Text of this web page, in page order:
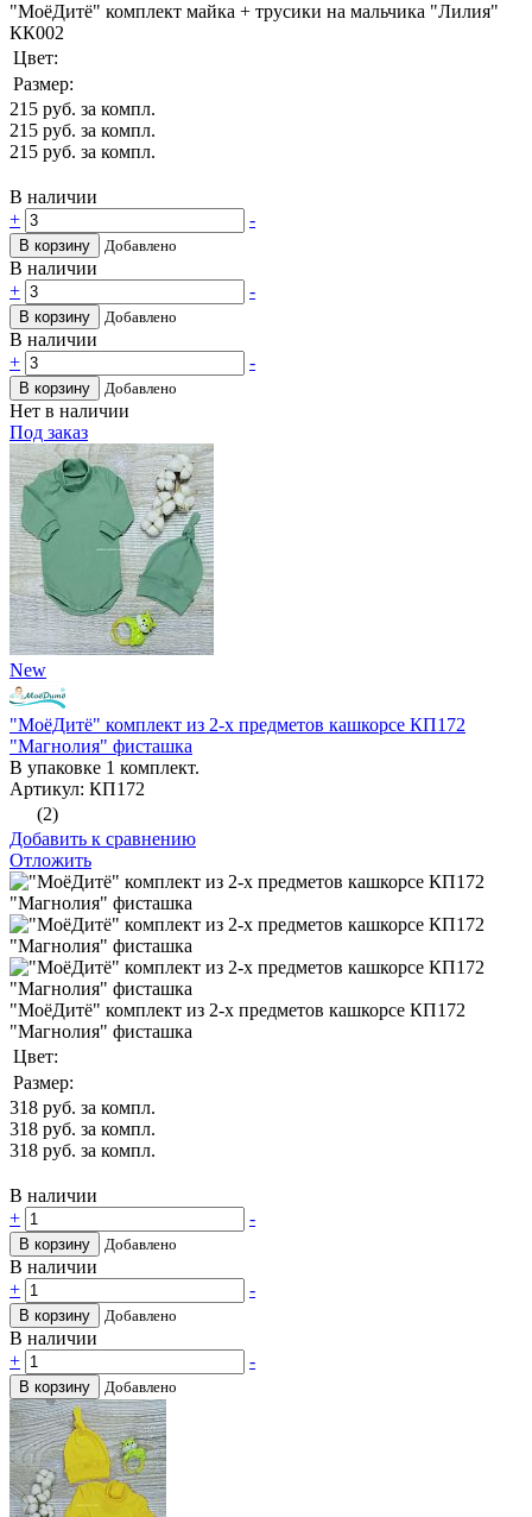
"МоёДитё" комплект майка + трусики на мальчика "Лилия"
КК002
Цвет:
Размер:
215 руб. за компл.
215 руб. за компл.
215 руб. за компл.
В наличии
+
-
В корзину Добавлено
В наличии
+
-
В корзину Добавлено
В наличии
+
-
В корзину Добавлено
Нет в наличии
Под заказ
New
"МоёДитё" комплект из 2-х предметов кашкорсе КП172
"Магнолия" фисташка
В упаковке 1 комплект.
Артикул: КП172
(2)
Добавить к сравнению
Отложить
"МоёДитё" комплект из 2-х предметов кашкорсе КП172
"Магнолия" фисташка
Цвет:
Размер:
318 руб. за компл.
318 руб. за компл.
318 руб. за компл.
В наличии
+
-
В корзину Добавлено
В наличии
+
-
В корзину Добавлено
В наличии
+
-
В корзину Добавлено